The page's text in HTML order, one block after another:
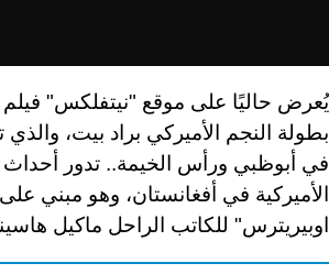
يُعرض حاليًا على موقع "نيتفلكس"
بطولة النجم الأميركي براد بيت،
في أبوظبي ورأس الخيمة.. تدور
الأميركية في أفغانستان، وهو مبني
اوبيريترس" للكاتب الراحل ماكيل